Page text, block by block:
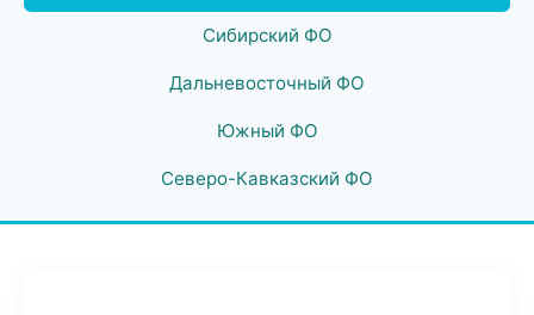
Сибирский ФО
Дальневосточный ФО
Южный ФО
Северо-Кавказский ФО